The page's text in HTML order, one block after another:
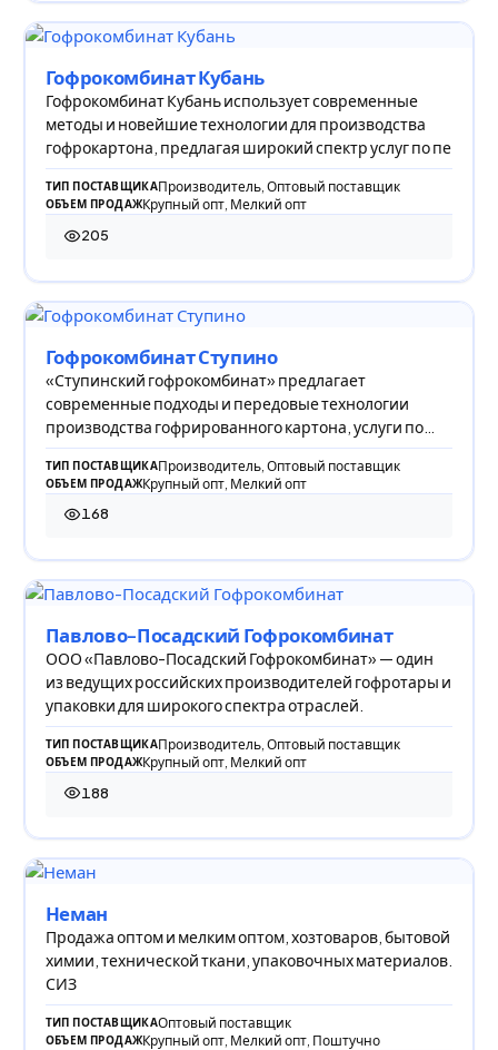
Гофрокомбинат Кубань
Гофрокомбинат Кубань использует современные
методы и новейшие технологии для производства
гофрокартона, предлагая широкий спектр услуг по пе
ТИП ПОСТАВЩИКАПроизводитель, Оптовый поставщик
ОБЪЕМ ПРОДАЖКрупный опт, Мелкий опт
205
205 просмотров
Гофрокомбинат Ступино
«Ступинский гофрокомбинат» предлагает
современные подходы и передовые технологии
производства гофрированного картона, услуги по
печати и скл
ТИП ПОСТАВЩИКАПроизводитель, Оптовый поставщик
ОБЪЕМ ПРОДАЖКрупный опт, Мелкий опт
168
168 просмотров
Павлово-Посадский Гофрокомбинат
ООО «Павлово-Посадский Гофрокомбинат» — один
из ведущих российских производителей гофротары и
упаковки для широкого спектра отраслей.
ТИП ПОСТАВЩИКАПроизводитель, Оптовый поставщик
ОБЪЕМ ПРОДАЖКрупный опт, Мелкий опт
188
188 просмотров
Неман
Продажа оптом и мелким оптом, хозтоваров, бытовой
химии, технической ткани, упаковочных материалов.
СИЗ
ТИП ПОСТАВЩИКАОптовый поставщик
ОБЪЕМ ПРОДАЖКрупный опт, Мелкий опт, Поштучно